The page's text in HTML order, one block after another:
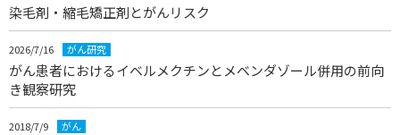
染毛剤・縮毛矯正剤とがんリスク
2026/7/16 がん研究
がん患者におけるイベルメクチンとメベンダゾール併用の前向
き観察研究
2018/7/9 がん